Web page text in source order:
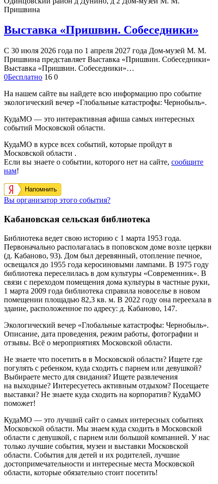
Пришвина
Выставка «Пришвин. Собеседники»
С 30 июля 2026 года по 1 апреля 2027 года Дом-музей М. М.
Пришвина представляет Выставка «Пришвин. Собеседники»
Выставка «Пришвин. Собеседники»…
0Бесплатно 16 0
На нашем сайте вы найдете всю информацию про событие
экологический вечер «Глобальные катастрофы: Чернобыль».
КудаМО — это интерактивная афиша самых интересных
событий Московской области.
КудаМО в курсе всех событий, которые пройдут в
Московской области .
Если вы знаете о событии, которого нет на сайте, сообщите
нам!
Напомнить
Вы организатор этого события?
Кабановская сельская библиотека
Библиотека ведет свою историю с 1 марта 1953 года.
Первоначально располагалась в поповском доме возле церкви
(д. Кабаново, 93). Дом был деревянный, отопление печное,
освещался до 1955 года керосиновыми лампами. В 1975 году
библиотека переселилась в дом культуры «Современник». В
связи с переходом помещения дома культуры в частные руки,
1 марта 2009 года библиотека справила новоселье в новом
помещении площадью 82,3 кв. м. В 2022 году она переехала в
здание, расположенное по адресу: д. Кабаново, 147.
Экологический вечер «Глобальные катастрофы: Чернобыль».
Описание, дата проведения, режим работы, фотографии и
отзывы. Всё о мероприятиях Московской области.
Не знаете что посетить в в Московской области? Ищете где
погулять с ребенком, куда сходить с парнем или девушкой?
Выбираете место для свидания? Ищете развлечения
на выходные? Интересуетесь активным отдыхом? Посещаете
выставки? Не знаете куда сходить на корпоратив? КудаМО
поможет!
КудаМО — это лучший сайт о самых интересных событиях
Московской области. Мы знаем куда сходить в Московской
области с девушкой, с парнем или большой компанией. У нас
только лучшие события, музеи и выставки Московской
области. События для детей и их родителей, лучшие
достопримечательности и интересные места Московской
области, которые обязательно стоит посетить!